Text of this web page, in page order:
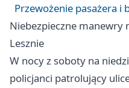
Przewożenie pasażera
Niebezpieczne manewry
Lesznie
W nocy z soboty na
policjanci patrolujący